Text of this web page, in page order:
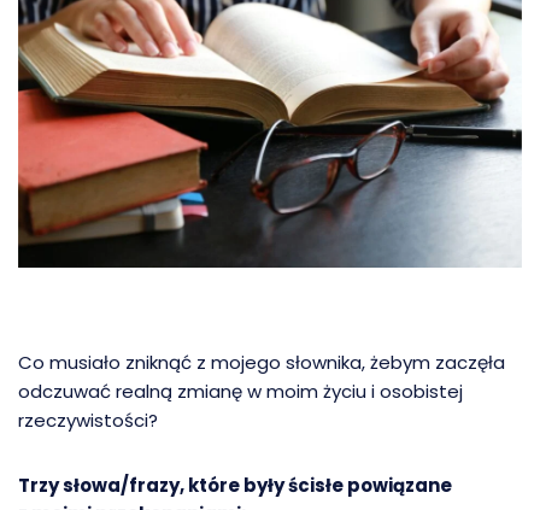
Co musiało zniknąć z mojego słownika, żebym zaczęła
odczuwać realną zmianę w moim życiu i osobistej
rzeczywistości?
Trzy słowa/frazy, które były ścisłe powiązane